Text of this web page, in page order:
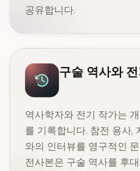
공유합니다.
구술 역사와
역사학자와 전기 작가는
를 기록합니다. 참전 용사,
와의 인터뷰를 영구적인
전사본은 구술 역사를 후